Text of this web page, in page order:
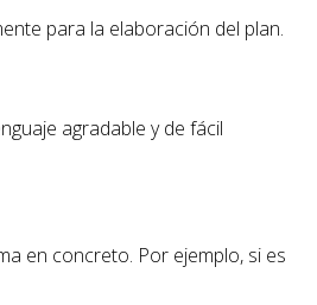
para la elaboración del plan.
agradable y de fácil
en concreto. Por ejemplo, si es